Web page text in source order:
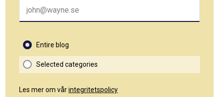
Entire blog
Selected categories
Les mer om vårintegritetspolicy